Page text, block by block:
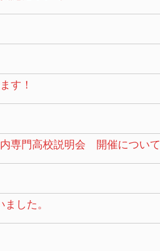
す！
内専門高校説明会 開催について
した。